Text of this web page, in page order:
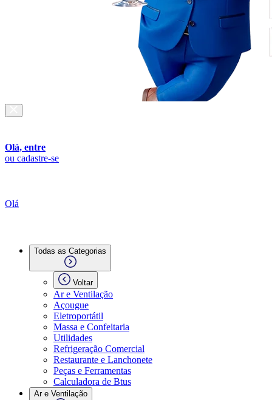
Olá, entre
ou cadastre-se
Olá
Todas as Categorias
Voltar
Ar e Ventilação
Açougue
Eletroportátil
Massa e Confeitaria
Utilidades
Refrigeração Comercial
Restaurante e Lanchonete
Peças e Ferramentas
Calculadora de Btus
Ar e Ventilação